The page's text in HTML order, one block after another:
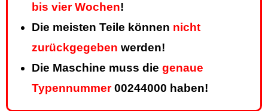
bis vier Wochen!
Die meisten Teile können nicht
zurückgegeben werden!
Die Maschine muss die genaue
Typennummer00244000 haben!